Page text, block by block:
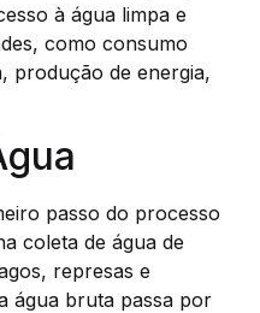
à água limpa e
como consumo
produção de energia,
passo do processo
coleta de água de
represas e
água bruta passa por